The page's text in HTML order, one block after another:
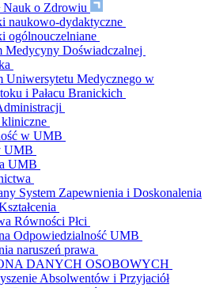
Nauk o Zdrowiu
naukowo-dydaktyczne
ogólnouczelniane
Medycyny Doświadczalnej
Uniwersytetu Medycznego w
i Pałacu Branickich
kliniczne
w UMB
UMB
UMB
System Zapewnienia i Doskonalenia
Równości Płci
Odpowiedzialność UMB
naruszeń prawa
DANYCH OSOBOWYCH
Absolwentów i Przyjaciół